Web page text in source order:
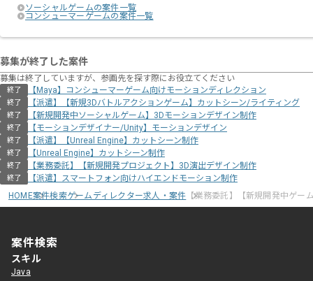
ソーシャルゲームの案件一覧
コンシューマーゲームの案件一覧
募集が終了した案件
募集は終了していますが、参画先を探す際にお役立てください
終了 【Maya】コンシューマーゲーム向けモーションディレクション
終了 【派遣】【新規3Dバトルアクションゲーム】カットシーン/ライティング
終了 【新規開発中ソーシャルゲーム】3Dモーションデザイン制作
終了 【モーションデザイナー/Unity】モーションデザイン
終了 【派遣】【Unreal Engine】カットシーン制作
終了 【Unreal Engine】カットシーン制作
終了 【業務委託】【新規開発プロジェクト】3D演出デザイン制作
終了
【派遣】スマートフォン向けハイエンドモーション制作
HOME案件検索ゲームディレクター求人・案件 【業務委託】【新規開発中ゲー
案件検索
スキル
Java